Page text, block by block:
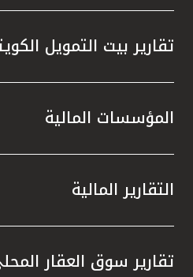
تقارير بيت التمويل
المؤسسات المالية
التقارير المالية
تقارير سوق العقار